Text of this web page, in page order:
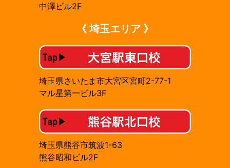
中澤ビル2F
《 埼玉エリア 》
埼玉県さいたま市大宮区宮町2-77-1
マル星第一ビル3F
埼玉県熊谷市筑波1-63
熊谷昭和ビル2F